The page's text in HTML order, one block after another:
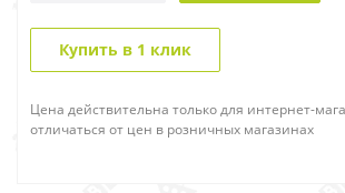
Купить в 1 клик
Цена действительна только для интернет-
отличаться от цен в розничных магазинах